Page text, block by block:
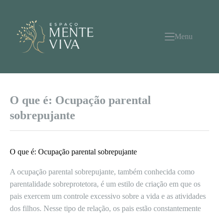
conteúdo
Menu
O que é: Ocupação parental
sobrepujante
O que é: Ocupação parental sobrepujante
A ocupação parental sobrepujante, também conhecida como
parentalidade sobreprotetora, é um estilo de criação em que os
pais exercem um controle excessivo sobre a vida e as atividades
dos filhos. Nesse tipo de relação, os pais estão constantemente